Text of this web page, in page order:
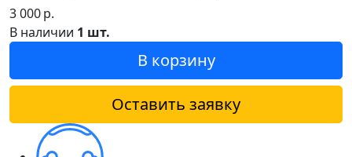
3 000р.
В наличии 1 шт.
В корзину
Оставить заявку